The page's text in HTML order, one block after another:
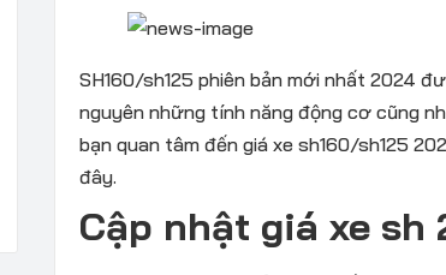
SH160/sh125 phiên bản mới nhất 2024
nguyên những tính năng động cơ cũng
bạn quan tâm đến giá xe sh160/sh125
đây.
Cập nhật giá xe